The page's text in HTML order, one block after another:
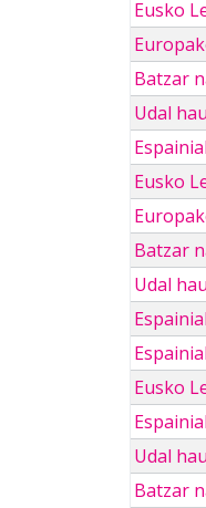
Eusko
Batzar
Udal
Eusko
Batzar
Udal
Eusko
Udal
Batzar